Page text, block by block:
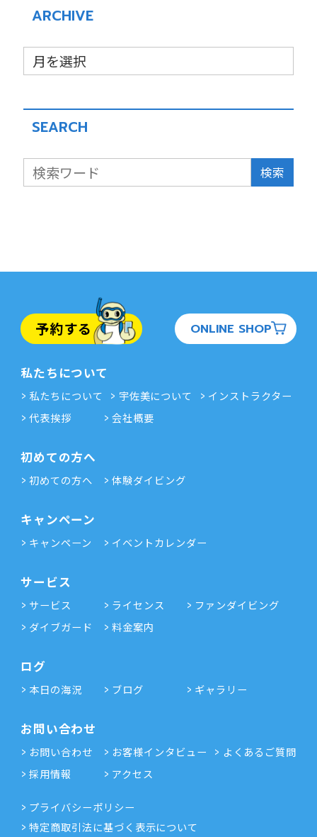
ARCHIVE
SEARCH
検索
予約する ONLINE SHOP
私たちについて
私たちについて 宇佐美について
インストラクター
代表挨拶
会社概要
初めての方へ
初めての方へ 体験ダイビング
キャンペーン
キャンペーン イベントカレンダー
サービス
サービス ライセンス
ファンダイビング
ダイブガード
料金案内
ログ
本日の海況 ブログ ギャラリー
お問い合わせ
お問い合わせ お客様インタビュー
よくあるご質問
採用情報
アクセス
プライバシーポリシー
特定商取引法に基づく表示について